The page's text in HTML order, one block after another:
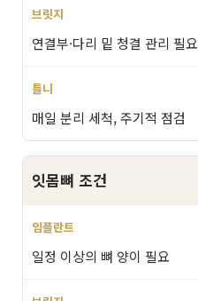
연결부·다리 밑 청결 관리 필요
매일 분리 세척, 주기적 점검
잇몸뼈 조건
일정 이상의 뼈 양이 필요